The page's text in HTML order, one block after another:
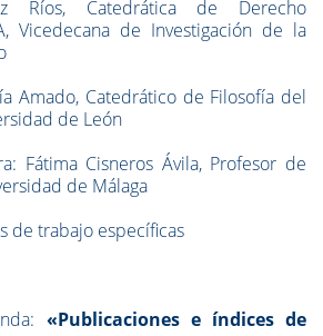
Ríos, Catedrática de Derecho
Vicedecana de Investigación de la
Amado, Catedrático de Filosofía del
de León
Fátima Cisneros Ávila, Profesor de
de Málaga
de trabajo específicas
«Publicaciones e índices de